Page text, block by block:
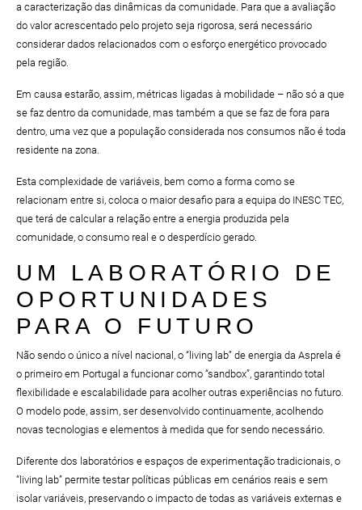
a caracterização das dinâmicas da comunidade. Para que a avaliação
do valor acrescentado pelo projeto seja rigorosa, será necessário
considerar dados relacionados com o esforço energético provocado
pela região.
Em causa estarão, assim, métricas ligadas à mobilidade – não só a que
se faz dentro da comunidade, mas também a que se faz de fora para
dentro, uma vez que a população considerada nos consumos não é toda
residente na zona.
Esta complexidade de variáveis, bem como a forma como se
relacionam entre si, coloca o maior desafio para a equipa do INESC TEC,
que terá de calcular a relação entre a energia produzida pela
comunidade, o consumo real e o desperdício gerado.
UM LABORATÓRIO DE
OPORTUNIDADES
PARA O FUTURO
Não sendo o único a nível nacional, o “living lab” de energia da Asprela é
o primeiro em Portugal a funcionar como “sandbox”, garantindo total
flexibilidade e escalabilidade para acolher outras experiências no futuro.
O modelo pode, assim, ser desenvolvido continuamente, acolhendo
novas tecnologias e elementos à medida que for sendo necessário.
Diferente dos laboratórios e espaços de experimentação tradicionais, o
“living lab” permite testar políticas públicas em cenários reais e sem
isolar variáveis, preservando o impacto de todas as variáveis externas e